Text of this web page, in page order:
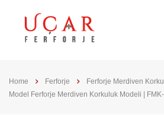
Home Ferforje Ferforje Merdiven
Model Ferforje Merdiven Korkuluk Modeli |